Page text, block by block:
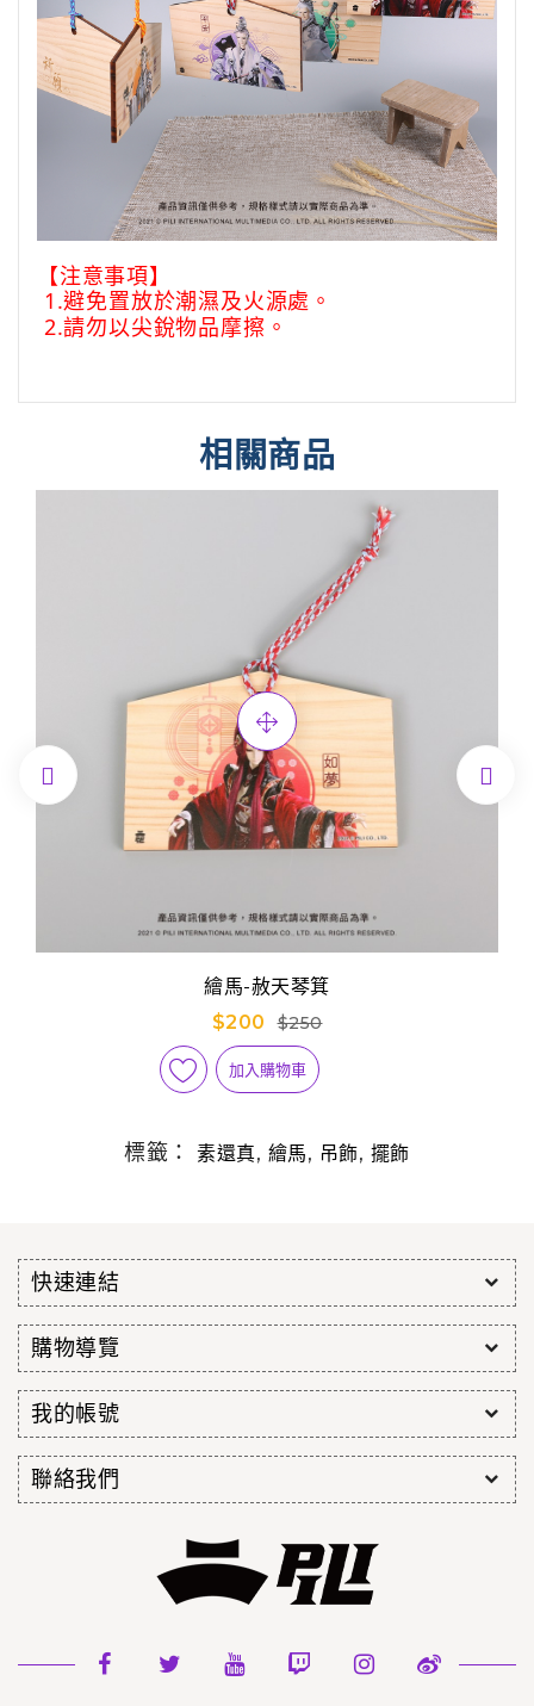
【注意事項】
1.避免置放於潮濕及火源處。
2.請勿以尖銳物品摩擦。
相關商品
繪馬-赦天琴箕
$200
$250
加入購物車
 
標籤：素還真, 繪馬, 吊飾, 擺飾
快速連結
購物導覽
我的帳號
聯絡我們